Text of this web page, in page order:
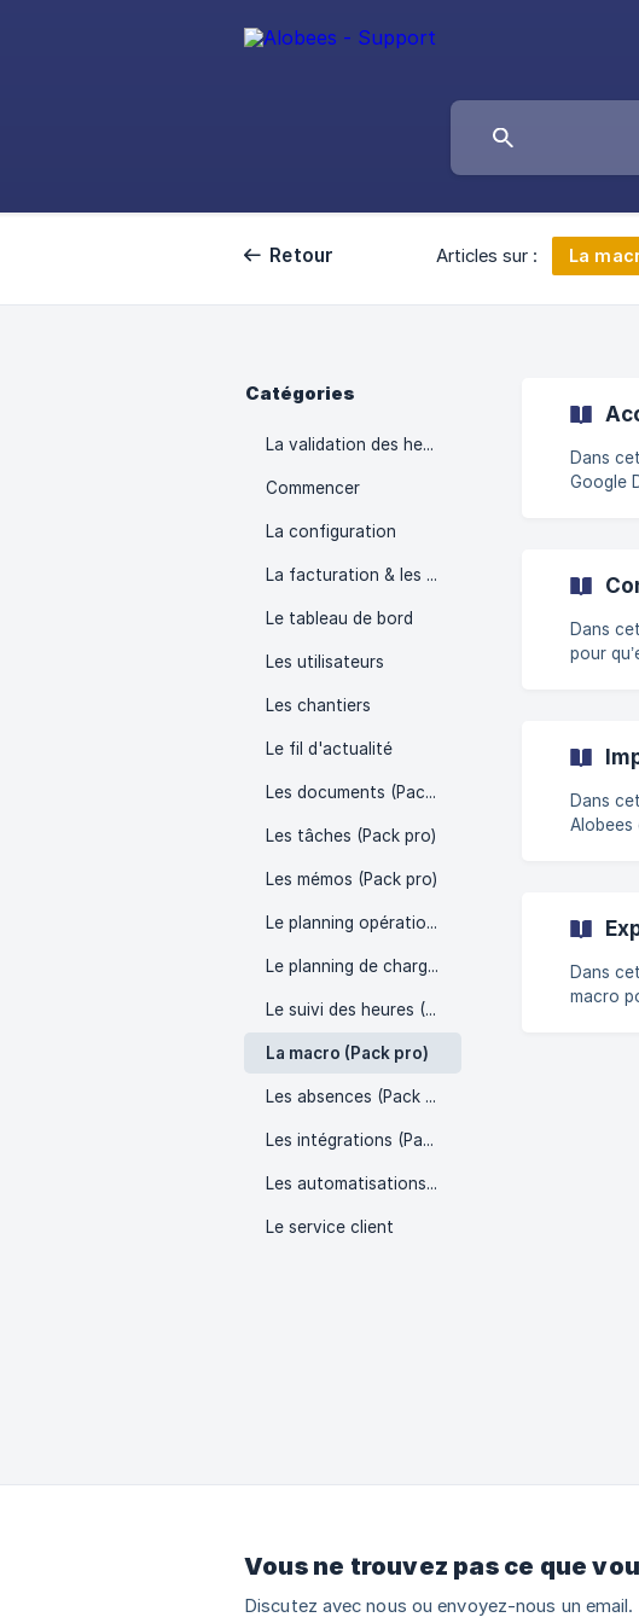
Retour Articles sur : La
Catégories
La validation des heures
Commencer
La configuration
La facturation & les paiements
Le tableau de bord
Les utilisateurs
Les chantiers
Le fil d'actualité
Les documents (Pack standard)
Les tâches (Pack pro)
Les mémos (Pack pro)
Le planning opérationnel (Pack standard)
Le planning de charge (Pack expert)
Le suivi des heures (Pack standard)
La macro (Pack pro)
Les absences (Pack pro)
Les intégrations (Pack pro)
Les automatisations / formulaires (Pack expert)
Le service client
Dans
Google
Dans
pour
Dans
Alobees
Dans
macro
Vous ne trouvez pas ce que
Discutez avec nous ou envoyez-nous un email.